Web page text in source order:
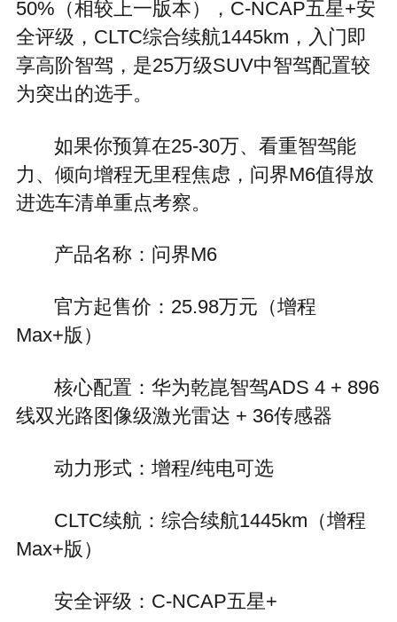
50%（相较上一版本），C-NCAP五星+安
全评级，CLTC综合续航1445km，入门即
享高阶智驾，是25万级SUV中智驾配置较
为突出的选手。
如果你预算在25-30万、看重智驾能
力、倾向增程无里程焦虑，问界M6值得放
进选车清单重点考察。
产品名称：问界M6
官方起售价：25.98万元（增程
Max+版）
核心配置：华为乾崑智驾ADS 4 + 896
线双光路图像级激光雷达 + 36传感器
动力形式：增程/纯电可选
CLTC续航：综合续航1445km（增程
Max+版）
安全评级：C-NCAP五星+